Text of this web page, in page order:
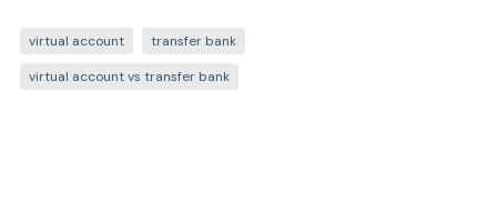
virtual account
transfer bank
virtual account vs transfer bank